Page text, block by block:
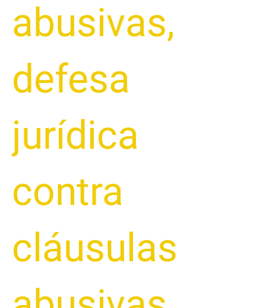
abusivas,
defesa
jurídica
contra
cláusulas